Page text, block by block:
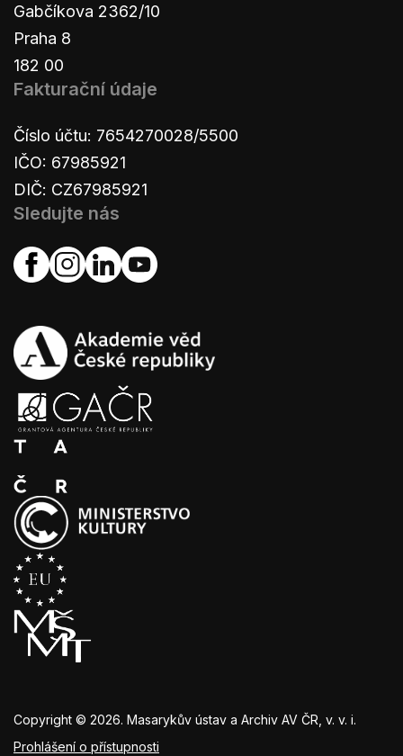
Gabčíkova 2362/10
Praha 8
182 00
Fakturační údaje
Číslo účtu: 7654270028/5500
IČO: 67985921
DIČ: CZ67985921
Sledujte nás
Copyright © 2026. Masarykův ústav a Archiv AV ČR, v. v. i.
Prohlášení o přístupnosti